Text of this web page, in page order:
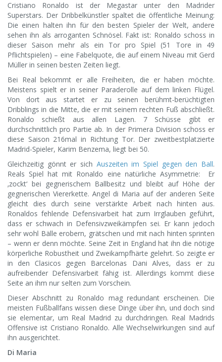
Cristiano Ronaldo ist der Megastar unter den Madrider
Superstars. Der Dribbelkünstler spaltet die öffentliche Meinung:
Die einen halten ihn für den besten Spieler der Welt, andere
sehen ihn als arroganten Schnösel. Fakt ist: Ronaldo schoss in
dieser Saison mehr als ein Tor pro Spiel (51 Tore in 49
Pflichtspielen) – eine Fabelquote, die auf einem Niveau mit Gerd
Müller in seinen besten Zeiten liegt.
Bei Real bekommt er alle Freiheiten, die er haben möchte.
Meistens spielt er in seiner Paraderolle auf dem linken Flügel.
Von dort aus startet er zu seinen berühmt-berüchtigten
Dribblings in die Mitte, die er mit seinem rechten Fuß abschließt.
Ronaldo schießt aus allen Lagen. 7 Schüsse gibt er
durchschnittlich pro Partie ab. In der Primera Division schoss er
diese Saison 216mal in Richtung Tor. Der zweitbestplatzierte
Madrid-Spieler, Karim Benzema, liegt bei 50.
Gleichzeitig gönnt er sich Auszeiten im Spiel gegen den Ball.
Reals Spiel hat mit Ronaldo eine natürliche Asymmetrie: Er
‚zockt‘ bei gegnerischem Ballbesitz und bleibt auf Höhe der
gegnerischen Viererkette. Angel di Maria auf der anderen Seite
gleicht dies durch seine verstärkte Arbeit nach hinten aus.
Ronaldos fehlende Defensivarbeit hat zum Irrglauben geführt,
dass er schwach in Defensivzweikämpfen sei. Er kann jedoch
sehr wohl Bälle erobern, grätschen und mit nach hinten sprinten
– wenn er denn möchte. Seine Zeit in England hat ihn die nötige
körperliche Robustheit und Zweikampfhärte gelehrt. So zeigte er
in den Clasicos gegen Barcelonas Dani Alves, dass er zu
aufreibender Defensivarbeit fähig ist. Allerdings kommt diese
Seite an ihm nur selten zum Vorschein.
Dieser Abschnitt zu Ronaldo mag redundant erscheinen. Die
meisten Fußballfans wissen diese Dinge über ihn, und doch sind
sie elementar, um Real Madrid zu durchdringen. Real Madrids
Offensive ist Cristiano Ronaldo. Alle Wechselwirkungen sind auf
ihn ausgerichtet.
Di Maria